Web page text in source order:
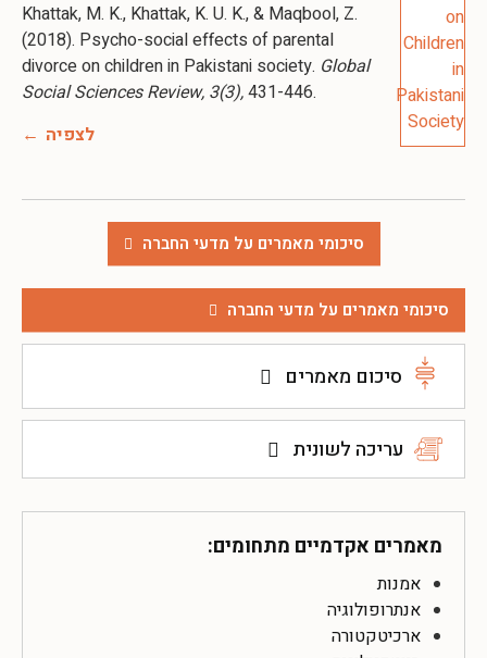
סיכומי מאמרים על מדעי החברה
סיכום מאמרים
עריכה לשונית
מאמרים אקדמיים מתחומים:
אמנות
אנתרופולוגיה
ארכיטקטורה
Khattak, M. K., Khattak, K. U. K., & Maqbool, Z.
(2018). Psycho-social effects of parental
divorce on children in Pakistani society. Global
Social Sciences Review, 3(3),431-446.
לצפיה
סיכומי מאמרים על מדעי החברה